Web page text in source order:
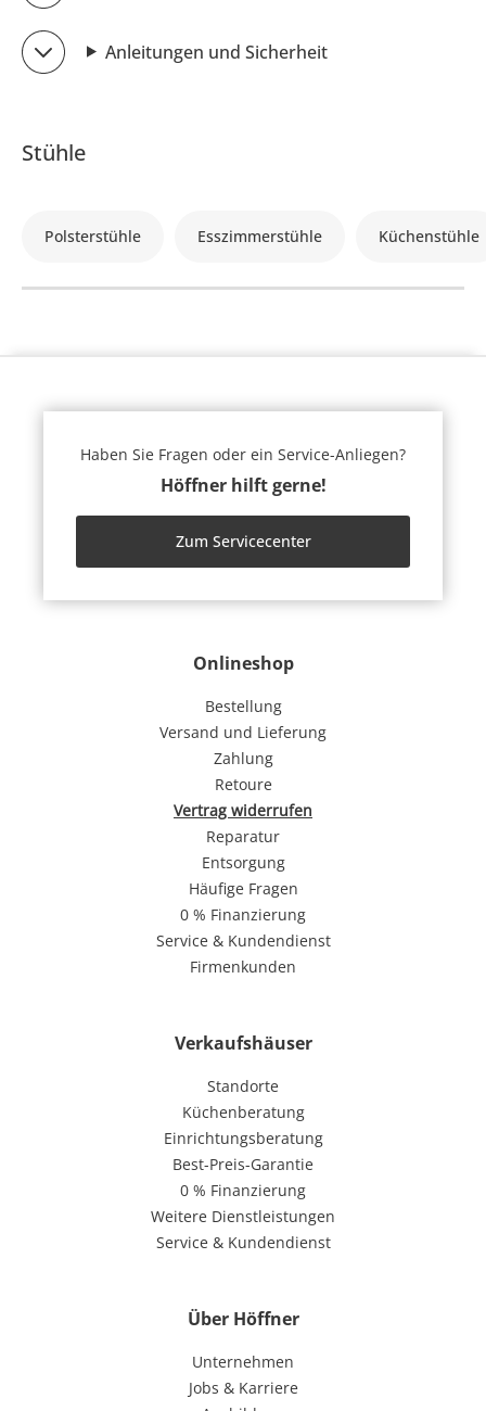
Anleitungen und Sicherheit
Stühle
Polsterstühle Esszimmerstühle Küchenstühle
Onlineshop
Bestellung
Versand und Lieferung
Zahlung
Retoure
Vertrag widerrufen
Reparatur
Entsorgung
Häufige Fragen
0 % Finanzierung
Service & Kundendienst
Firmenkunden
Verkaufshäuser
Standorte
Küchenberatung
Einrichtungsberatung
Best-Preis-Garantie
0 % Finanzierung
Weitere Dienstleistungen
Service & Kundendienst
Über Höffner
Unternehmen
Jobs & Karriere
Haben Sie Fragen oder ein Service-Anliegen?
Höffner hilft gerne!
Zum Servicecenter